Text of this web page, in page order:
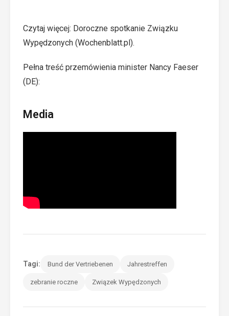
Czytaj więcej: Doroczne spotkanie Związku
Wypędzonych (Wochenblatt.pl).
Pełna treść przemówienia minister Nancy Faeser
(DE):
Media
Tagi: Bund der Vertriebenen Jahrestreffen
zebranie roczne Związek Wypędzonych